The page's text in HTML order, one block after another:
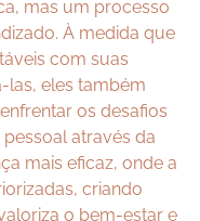
mas um processo
À medida que
com suas
las, eles também
os desafios
através da
mais eficaz, onde a
criando
o bem-estar e